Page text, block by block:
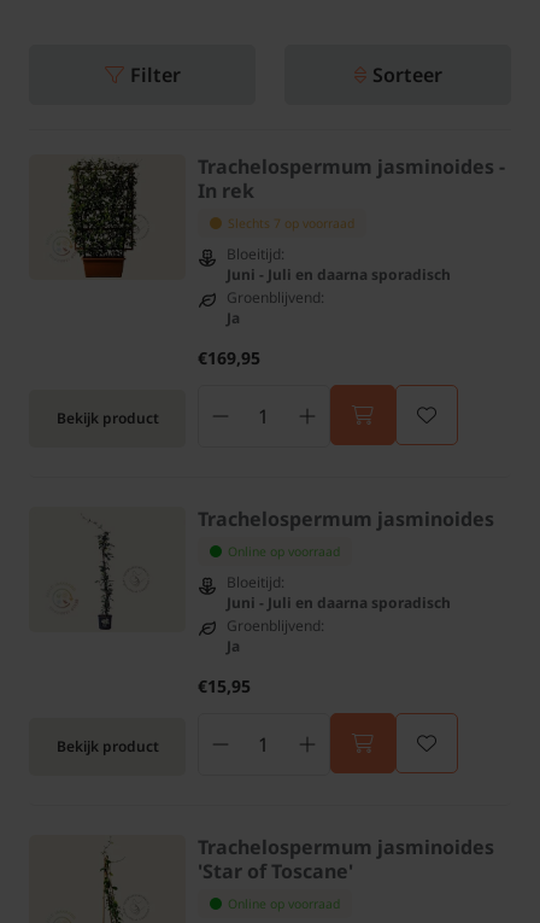
Filter Sorteer
Bekijk product
Trachelospermum jasminoides -
In rek
Slechts 7 op voorraad
Bloeitijd:
Juni - Juli en daarna sporadisch
Groenblijvend:
Ja
€169,95
Bekijk product
Trachelospermum jasminoides
Online op voorraad
Bloeitijd:
Juni - Juli en daarna sporadisch
Groenblijvend:
Ja
€15,95
Trachelospermum jasminoides
'Star of Toscane'
Online op voorraad